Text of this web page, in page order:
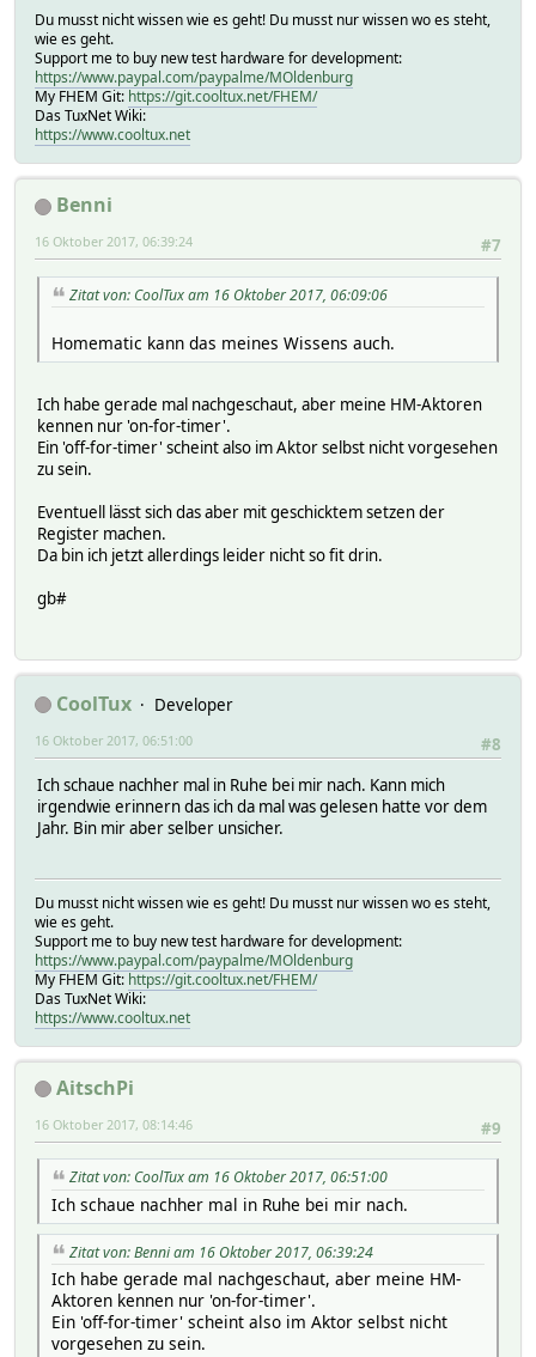
Du musst nicht wissen wie es geht! Du musst nur wissen wo es steht,
wie es geht.
Support me to buy new test hardware for development:
https://www.paypal.com/paypalme/MOldenburg
My FHEM Git: https://git.cooltux.net/FHEM/
Das TuxNet Wiki:
https://www.cooltux.net
Benni
#7
16 Oktober 2017, 06:39:24
Zitat von: CoolTux am 16 Oktober 2017, 06:09:06
Homematic kann das meines Wissens auch.
Ich habe gerade mal nachgeschaut, aber meine HM-Aktoren
kennen nur 'on-for-timer'.
Ein 'off-for-timer' scheint also im Aktor selbst nicht vorgesehen
zu sein.
Eventuell lässt sich das aber mit geschicktem setzen der
Register machen.
Da bin ich jetzt allerdings leider nicht so fit drin.
gb#
CoolTux
Developer
#8
16 Oktober 2017, 06:51:00
Ich schaue nachher mal in Ruhe bei mir nach. Kann mich
irgendwie erinnern das ich da mal was gelesen hatte vor dem
Jahr. Bin mir aber selber unsicher.
Du musst nicht wissen wie es geht! Du musst nur wissen wo es steht,
wie es geht.
Support me to buy new test hardware for development:
https://www.paypal.com/paypalme/MOldenburg
My FHEM Git: https://git.cooltux.net/FHEM/
Das TuxNet Wiki:
https://www.cooltux.net
AitschPi
#9
16 Oktober 2017, 08:14:46
Zitat von: CoolTux am 16 Oktober 2017, 06:51:00
Ich schaue nachher mal in Ruhe bei mir nach.
Zitat von: Benni am 16 Oktober 2017, 06:39:24
Ich habe gerade mal nachgeschaut, aber meine HM-
Aktoren kennen nur 'on-for-timer'.
Ein 'off-for-timer' scheint also im Aktor selbst nicht
vorgesehen zu sein.